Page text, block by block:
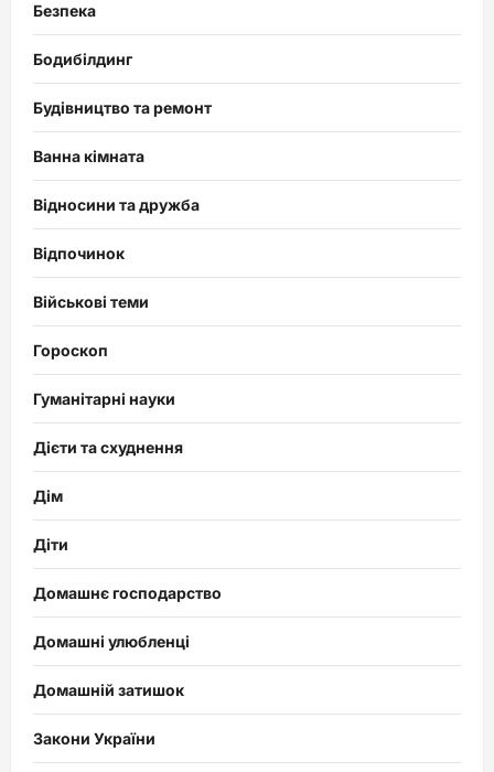
Безпека
Бодибілдинг
Будівництво та ремонт
Ванна кімната
Відносини та дружба
Відпочинок
Військові теми
Гороскоп
Гуманітарні науки
Дієти та схуднення
Дім
Діти
Домашнє господарство
Домашні улюбленці
Домашній затишок
Закони України